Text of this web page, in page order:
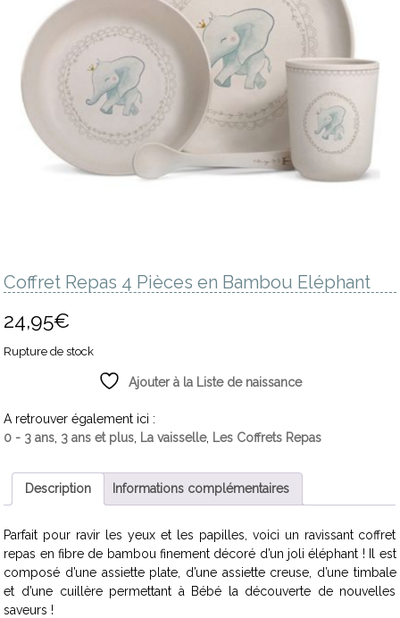
Coffret Repas 4 Pièces en Bambou Eléphant
24,95€
Rupture de stock
Ajouter à la Liste de naissance
A retrouver également ici :
0 - 3 ans 3 ans et plus La vaisselle, Les Coffrets Repas
Description Informations complémentaires
Parfait pour ravir les yeux et les papilles, voici un ravissant coffret
repas en fibre de bambou finement décoré d’un joli éléphant ! Il est
composé d’une assiette plate, d’une assiette creuse, d’une timbale
et d’une cuillère permettant à Bébé la découverte de nouvelles
saveurs !